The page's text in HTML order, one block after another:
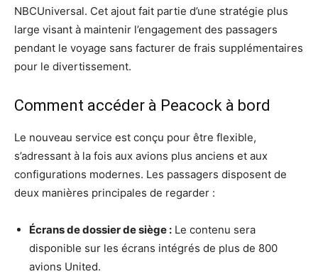
NBCUniversal. Cet ajout fait partie d’une stratégie plus
large visant à maintenir l’engagement des passagers
pendant le voyage sans facturer de frais supplémentaires
pour le divertissement.
Comment accéder à Peacock à bord
Le nouveau service est conçu pour être flexible,
s’adressant à la fois aux avions plus anciens et aux
configurations modernes. Les passagers disposent de
deux manières principales de regarder :
Écrans de dossier de siège : Le contenu sera
disponible sur les écrans intégrés de plus de 800
avions United.